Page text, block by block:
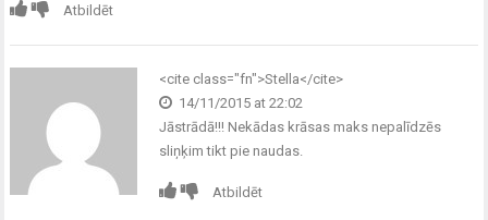
Atbildēt
<cite class="fn">Stella</cite>
14/11/2015 at 22:02
Jāstrādā!!! Nekādas krāsas maks nepalīdzēs
sliņķim tikt pie naudas.
Atbildēt